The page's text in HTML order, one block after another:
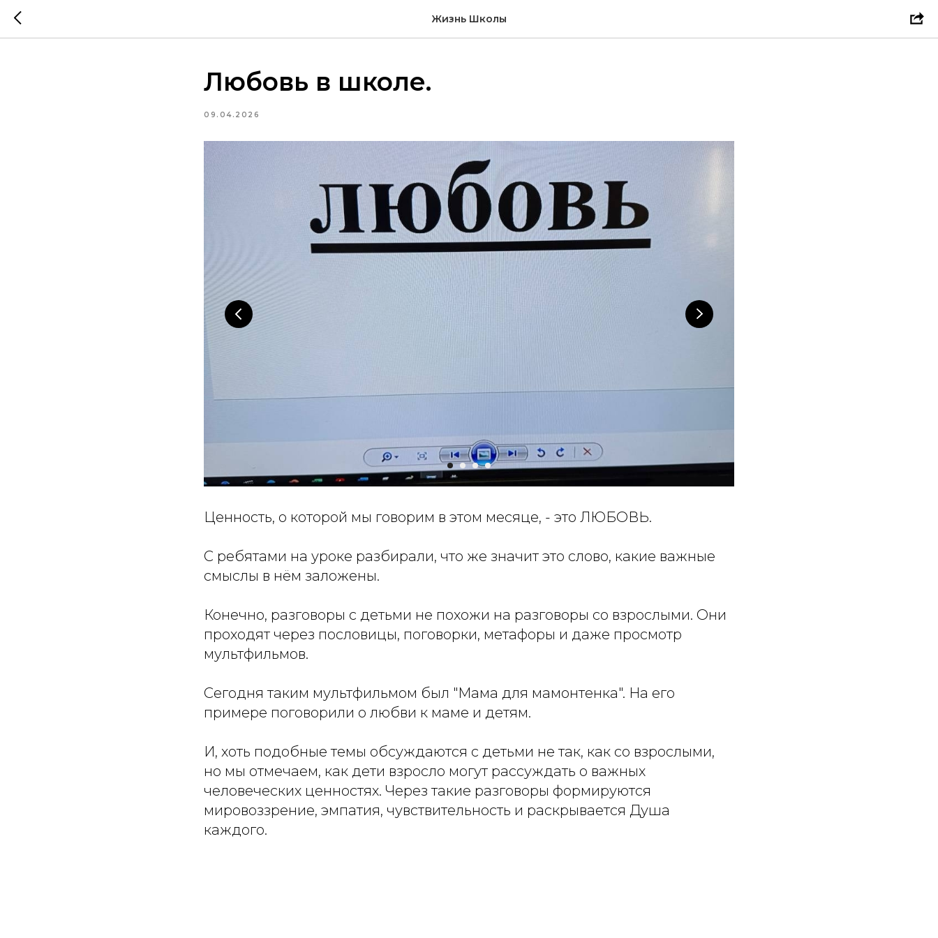
Жизнь Школы
Любовь в школе.
09.04.2026
Ценность, о которой мы говорим в этом месяце, - это ЛЮБОВЬ.
С ребятами на уроке разбирали, что же значит это слово, какие важные
смыслы в нём заложены.
Конечно, разговоры с детьми не похожи на разговоры со взрослыми. Они
проходят через пословицы, поговорки, метафоры и даже просмотр
мультфильмов.
Сегодня таким мультфильмом был "Мама для мамонтенка". На его
примере поговорили о любви к маме и детям.
И, хоть подобные темы обсуждаются с детьми не так, как со взрослыми,
но мы отмечаем, как дети взросло могут рассуждать о важных
человеческих ценностях. Через такие разговоры формируются
мировоззрение, эмпатия, чувствительность и раскрывается Душа
каждого.